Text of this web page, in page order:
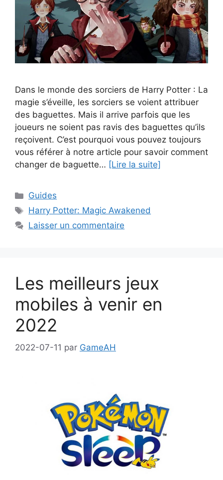
Dans le monde des sorciers de Harry Potter : La
magie s’éveille, les sorciers se voient attribuer
des baguettes. Mais il arrive parfois que les
joueurs ne soient pas ravis des baguettes qu’ils
reçoivent. C’est pourquoi vous pouvez toujours
vous référer à notre article pour savoir comment
changer de baguette… [Lire la suite]
Catégories
Guides
Étiquettes
Harry Potter: Magic Awakened
Laisser un commentaire
Les meilleurs jeux
mobiles à venir en
2022
2022-07-11 par GameAH